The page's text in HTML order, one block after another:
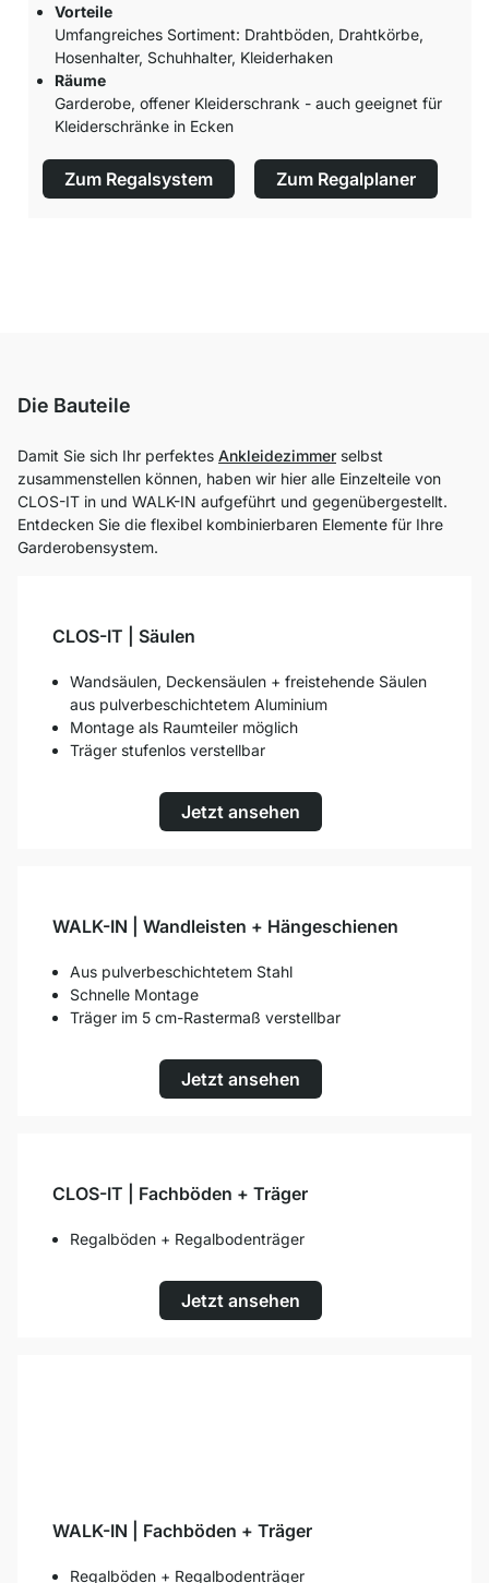
Vorteile
Umfangreiches Sortiment: Drahtböden, Drahtkörbe,
Hosenhalter, Schuhhalter, Kleiderhaken
Räume
Garderobe, offener Kleiderschrank - auch geeignet für
Kleiderschränke in Ecken
Zum Regalsystem Zum Regalplaner
Die Bauteile
Damit Sie sich Ihr perfektes Ankleidezimmer selbst
zusammenstellen können, haben wir hier alle Einzelteile von
CLOS-IT in und WALK-IN aufgeführt und gegenübergestellt.
Entdecken Sie die flexibel kombinierbaren Elemente für Ihre
Garderobensystem.
CLOS-IT | Säulen
Wandsäulen, Deckensäulen + freistehende Säulen
aus pulverbeschichtetem Aluminium
Montage als Raumteiler möglich
Träger stufenlos verstellbar
Jetzt ansehen
WALK-IN | Wandleisten + Hängeschienen
Aus pulverbeschichtetem Stahl
Schnelle Montage
Träger im 5 cm-Rastermaß verstellbar
Jetzt ansehen
CLOS-IT | Fachböden + Träger
Regalböden + Regalbodenträger
Jetzt ansehen
WALK-IN | Fachböden + Träger
Regalböden + Regalbodenträger